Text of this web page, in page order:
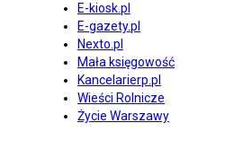
E-kiosk.pl
E-gazety.pl
Nexto.pl
Mała księgowość
Kancelarierp.pl
Wieści Rolnicze
Życie Warszawy